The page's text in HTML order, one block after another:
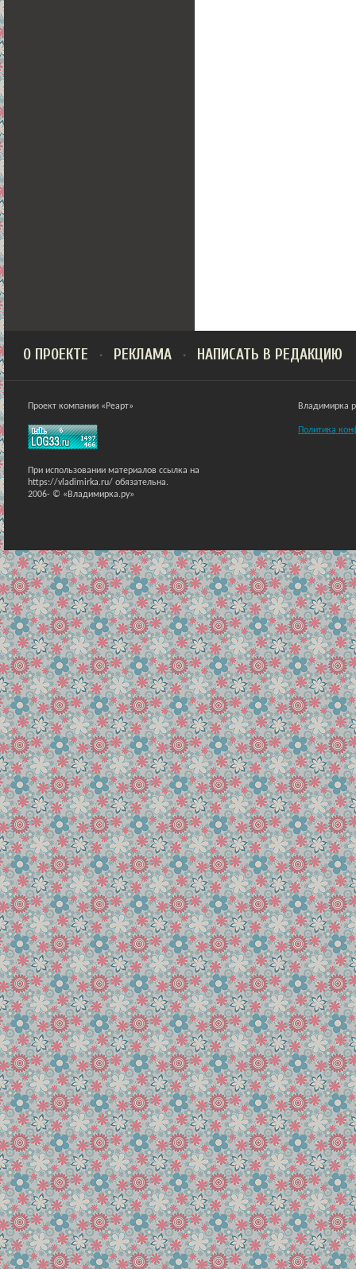
О ПРОЕКТЕ РЕКЛАМА НАПИСАТЬ В РЕДАКЦИЮ
Проект компании «Реарт»
При использовании материалов ссылка на
https://vladimirka.ru/ обязательна.
2006- © «Владимирка.ру»
Владимирка
Политика